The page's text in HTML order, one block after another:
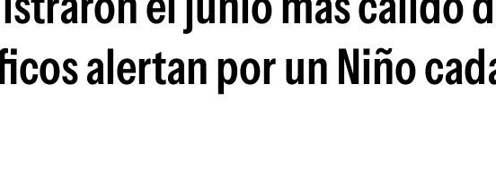
alertan por un Niño